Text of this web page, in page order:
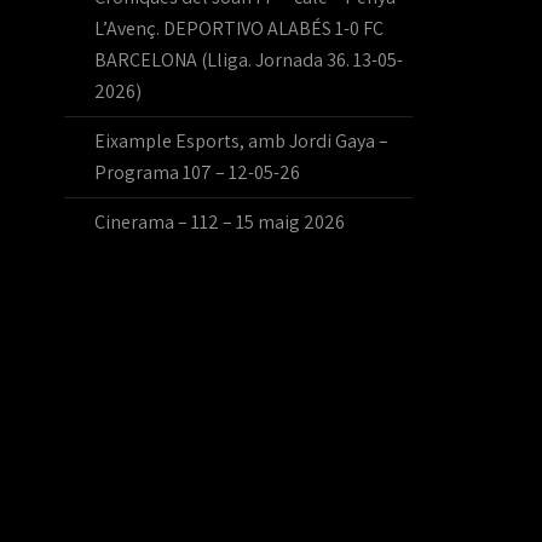
L’Avenç. DEPORTIVO ALABÉS 1-0 FC
BARCELONA (Lliga. Jornada 36. 13-05-
2026)
Eixample Esports, amb Jordi Gaya –
Programa 107 – 12-05-26
Cinerama – 112 – 15 maig 2026